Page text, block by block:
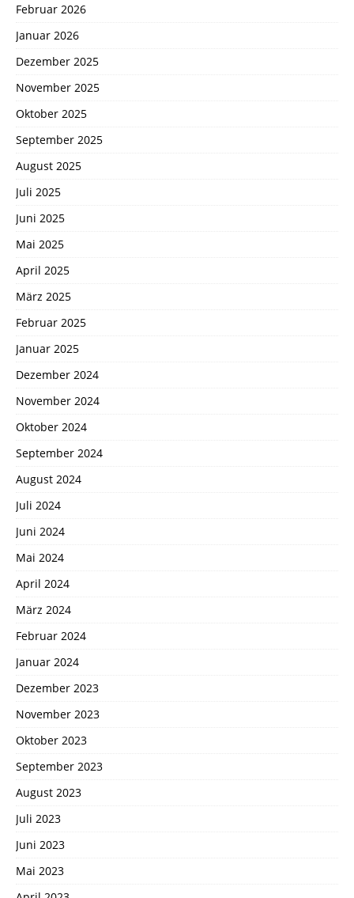
Februar 2026
Januar 2026
Dezember 2025
November 2025
Oktober 2025
September 2025
August 2025
Juli 2025
Juni 2025
Mai 2025
April 2025
März 2025
Februar 2025
Januar 2025
Dezember 2024
November 2024
Oktober 2024
September 2024
August 2024
Juli 2024
Juni 2024
Mai 2024
April 2024
März 2024
Februar 2024
Januar 2024
Dezember 2023
November 2023
Oktober 2023
September 2023
August 2023
Juli 2023
Juni 2023
Mai 2023